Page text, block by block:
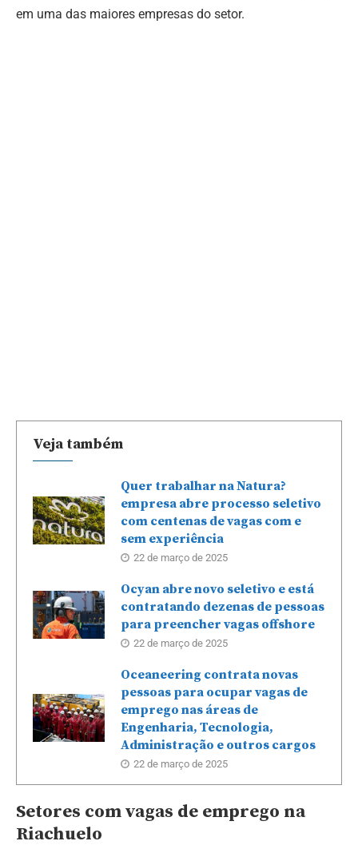
em uma das maiores empresas do setor.
Veja também
Quer trabalhar na Natura?
empresa abre processo seletivo
com centenas de vagas com e
sem experiência
22 de março de 2025
Ocyan abre novo seletivo e está
contratando dezenas de pessoas
para preencher vagas offshore
22 de março de 2025
Oceaneering contrata novas
pessoas para ocupar vagas de
emprego nas áreas de
Engenharia, Tecnologia,
Administração e outros cargos
22 de março de 2025
Setores com vagas de emprego na
Riachuelo